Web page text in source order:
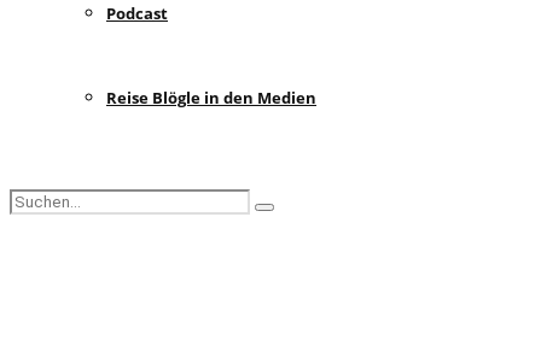
Podcast
Reise Blögle in den Medien
Search
Search